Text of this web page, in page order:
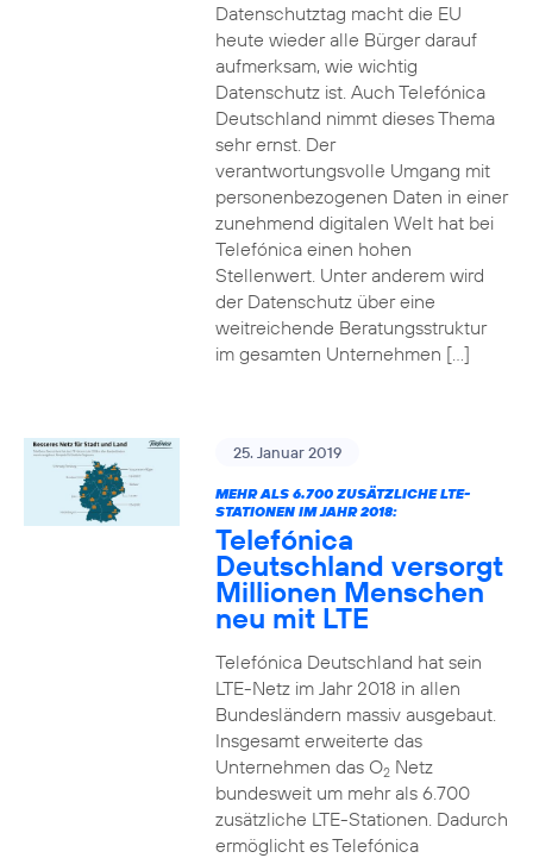
Datenschutztag macht die EU
heute wieder alle Bürger darauf
aufmerksam, wie wichtig
Datenschutz ist. Auch Telefónica
Deutschland nimmt dieses Thema
sehr ernst. Der
verantwortungsvolle Umgang mit
personenbezogenen Daten in einer
zunehmend digitalen Welt hat bei
Telefónica einen hohen
Stellenwert. Unter anderem wird
der Datenschutz über eine
weitreichende Beratungsstruktur
im gesamten Unternehmen […]
25. Januar 2019
MEHR ALS 6.700 ZUSÄTZLICHE LTE-
STATIONEN IM JAHR 2018:
Telefónica
Deutschland versorgt
Millionen Menschen
neu mit LTE
Telefónica Deutschland hat sein
LTE-Netz im Jahr 2018 in allen
Bundesländern massiv ausgebaut.
Insgesamt erweiterte das
Unternehmen das O2Netz
bundesweit um mehr als 6.700
zusätzliche LTE-Stationen. Dadurch
ermöglicht es Telefónica